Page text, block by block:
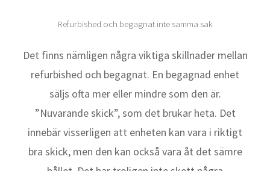
Refurbished och begagnat inte samma sak
Det finns nämligen några viktiga skillnader mellan
refurbished och begagnat. En begagnad enhet
säljs ofta mer eller mindre som den är.
”Nuvarande skick”, som det brukar heta. Det
innebär visserligen att enheten kan vara i riktigt
bra skick, men den kan också vara åt det sämre